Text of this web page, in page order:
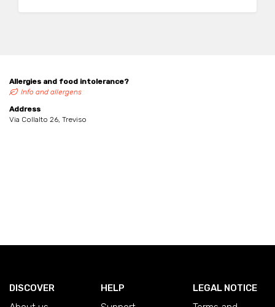
Allergies and food intolerance?
Info and allergens
Address
Via Collalto 26, Treviso
DISCOVER HELP LEGAL NOTICE